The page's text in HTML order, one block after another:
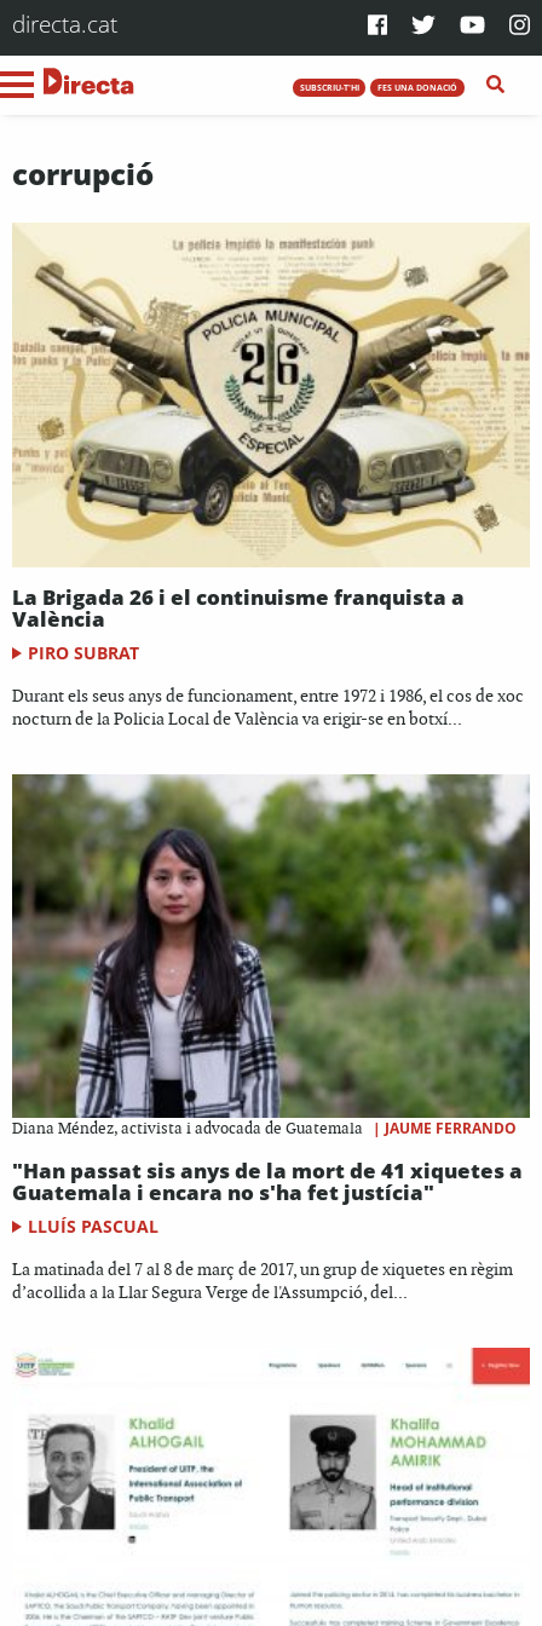
directa.cat
SUBSCRIU-T'HI FES UNA DONACIÓ
corrupció
La Brigada 26 i el continuisme franquista a
València
PIRO SUBRAT
Durant els seus anys de funcionament, entre 1972 i 1986, el cos de xoc
nocturn de la Policia Local de València va erigir-se en botxí...
Diana Méndez, activista i advocada de Guatemala | JAUME FERRANDO
"Han passat sis anys de la mort de 41 xiquetes a
Guatemala i encara no s'ha fet justícia"
LLUÍS PASCUAL
La matinada del 7 al 8 de març de 2017, un grup de xiquetes en règim
d’acollida a la Llar Segura Verge de l'Assumpció, del...